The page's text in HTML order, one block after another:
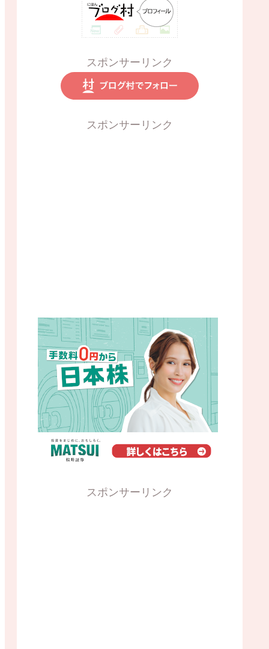
スポンサーリンク
スポンサーリンク
スポンサーリンク